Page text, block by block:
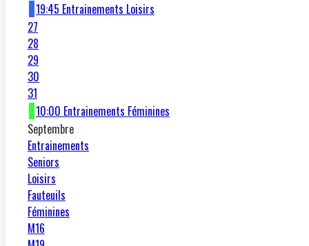
19:45 Entrainements Loisirs
27
28
29
30
31
10:00 Entrainements Féminines
Septembre
Entrainements
Seniors
Loisirs
Fauteuils
Féminines
M16